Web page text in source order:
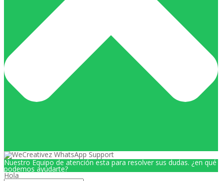
Nuestro Equipo de atención esta para resolver sus dudas. ¿en qué
podemos ayudarte?
Hola